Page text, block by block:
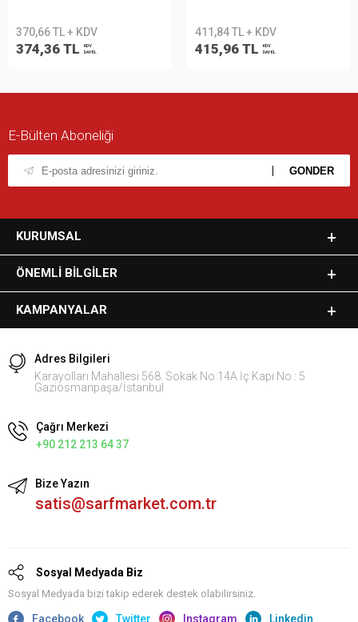
370,66 TL + KDV
374,36 TL
KDV
DAHİL
411,84 TL + KDV
415,96 TL
KDV
DAHİL
E-Bülten Aboneliği
KURUMSAL
ÖNEMLI BILGILER
KAMPANYALAR
Adres Bilgileri
Karayolları Mahallesi 568. Sokak No:14A İç Kapı No : 5
Gaziosmanpaşa/İstanbul
Çağrı Merkezi
+90 212 213 64 37
Bize Yazın
satis@sarfmarket.com.tr
Sosyal Medyada Biz
Sosyal Medyada bizi takip ederek destek olabilirsiniz.
Facebook Twitter Instagram Linkedin